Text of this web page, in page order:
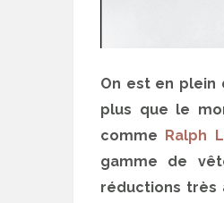
On est en plein
plus que le
comme
Ralph
gamme de
réductions très